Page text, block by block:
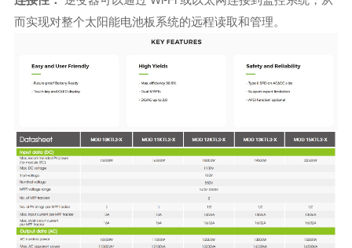
而实现对整个太阳能电池板系统的远程读取和管理。